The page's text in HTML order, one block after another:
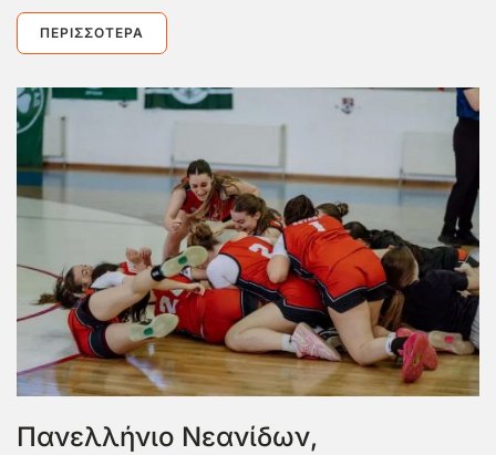
ΠΕΡΙΣΣΌΤΕΡΑ
Πανελλήνιο Νεανίδων,